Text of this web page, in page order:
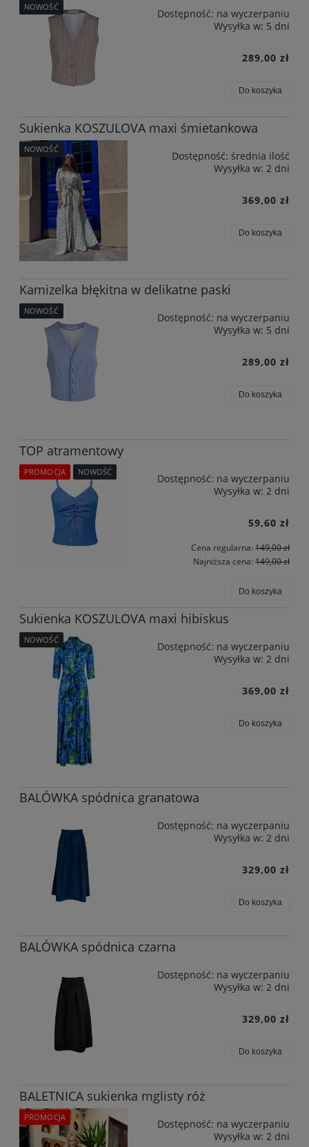
Dostępność: na wyczerpaniu
Wysyłka w: 5 dni
289,00 zł
Do koszyka
NOWOŚĆ
Sukienka KOSZULOVA maxi śmietankowa
Dostępność: średnia ilość
Wysyłka w: 2 dni
369,00 zł
Do koszyka
NOWOŚĆ
Kamizelka błękitna w delikatne paski
Dostępność: na wyczerpaniu
Wysyłka w: 5 dni
289,00 zł
Do koszyka
NOWOŚĆ
TOP atramentowy
Dostępność: na wyczerpaniu
Wysyłka w: 2 dni
59,60 zł
Cena regularna: 149,00 zł
Najniższa cena: 149,00 zł
Do koszyka
PROMOCJA NOWOŚĆ
Sukienka KOSZULOVA maxi hibiskus
Dostępność: na wyczerpaniu
Wysyłka w: 2 dni
369,00 zł
Do koszyka
NOWOŚĆ
BALÓWKA spódnica granatowa
Dostępność: na wyczerpaniu
Wysyłka w: 2 dni
329,00 zł
Do koszyka
BALÓWKA spódnica czarna
Dostępność: na wyczerpaniu
Wysyłka w: 2 dni
329,00 zł
Do koszyka
BALETNICA sukienka mglisty róż
Dostępność: na wyczerpaniu
Wysyłka w: 2 dni
PROMOCJA